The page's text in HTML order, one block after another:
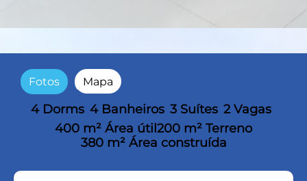
Fotos Mapa
4 Dorms 4 Banheiros 3 Suítes 2 Vagas
400 m² Área útil 200 m² Terreno
380 m² Área construída